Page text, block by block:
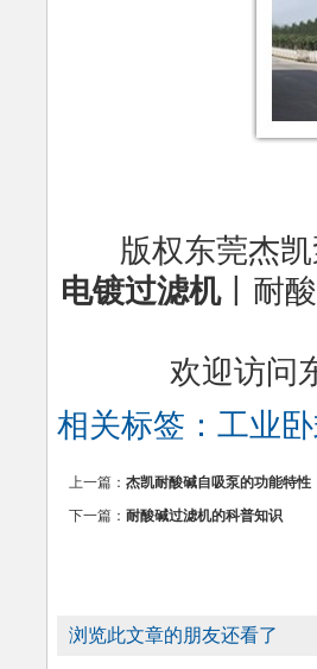
版权东莞杰
电镀过滤机丨耐
欢迎访问
相关标签： 工业
上一篇： 杰凯耐酸碱自吸泵的功能特性
下一篇： 耐酸碱过滤机的科普知识
浏览此文章的朋友还看了